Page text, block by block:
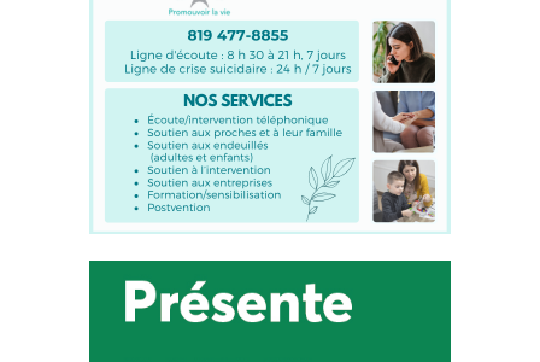
Actualité 8 août 2019